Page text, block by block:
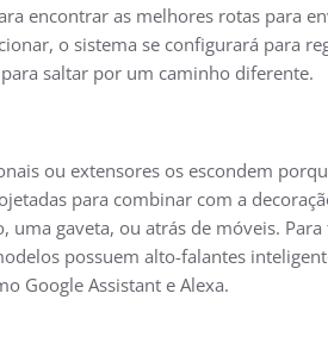
encontrar as melhores rotas para
o sistema se configurará para
saltar por um caminho diferente.
ou extensores os escondem
para combinar com a
uma gaveta, ou atrás de móveis.
possuem alto-falantes
Google Assistant e Alexa.